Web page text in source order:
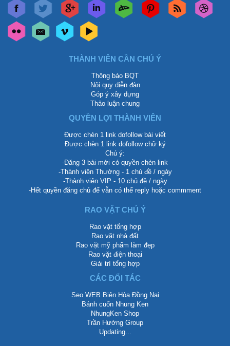
THÀNH VIÊN CẦN CHÚ Ý
Thông báo BQT
Nội quy diễn đàn
Góp ý xây dựng
Thảo luận chung
QUYỀN LỢI THÀNH VIÊN
Được chèn 1 link dofollow bài viết
Được chèn 1 link dofollow chữ ký
Chú ý:
-Đăng 3 bài mới có quyền chèn link
-Thành viên Thường - 1 chủ đề / ngày
-Thành viên VIP - 10 chủ đề / ngày
-Hết quyền đăng chủ để vẫn có thể reply hoặc commment
RAO VẶT CHÚ Ý
Rao vặt tổng hợp
Rao vặt nhà đất
Rao vặt mỹ phẩm làm đẹp
Rao vặt điện thoại
Giải trí tổng hợp
CÁC ĐỐI TÁC
Seo WEB Biên Hòa Đồng Nai
Bánh cuốn Nhung Ken
NhungKen Shop
Trần Hướng Group
Updating...